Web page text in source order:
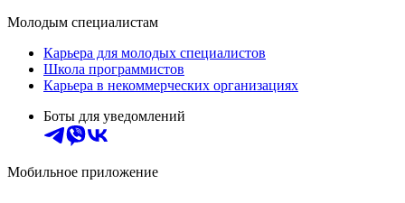
Молодым специалистам
Карьера для молодых специалистов
Школа программистов
Карьера в некоммерческих организациях
Боты для уведомлений
Мобильное приложение